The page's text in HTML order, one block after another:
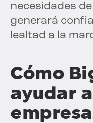
necesidades
generará
lealtad a la
Cómo
ayudar